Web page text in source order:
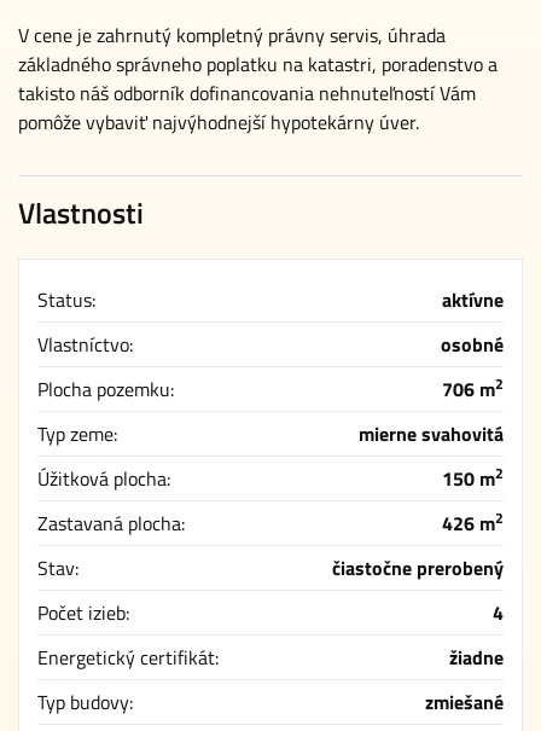
V cene je zahrnutý kompletný právny servis, úhrada
základného správneho poplatku na katastri, poradenstvo a
takisto náš odborník dofinancovania nehnuteľností Vám
pomôže vybaviť najvýhodnejší hypotekárny úver.
Vlastnosti
Status:
aktívne
Vlastníctvo:
osobné
Plocha pozemku:
706 m2
Typ zeme:
mierne svahovitá
Úžitková plocha:
150 m2
Zastavaná plocha: 426 m2
Stav:
čiastočne prerobený
Počet izieb:
4
Energetický certifikát:
žiadne
Typ budovy:
zmiešané